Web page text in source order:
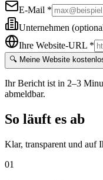
E-Mail *
Unternehmen
Ihre Website-URL *
🔍 Meine Website
Ihr Bericht ist in 2–3
abmeldbar.
So läuft es ab
Klar, transparent und auf
01